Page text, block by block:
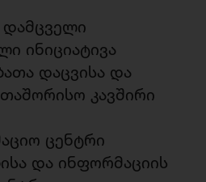
დამცველი
ინიციატივა
დაცვისა და
კავშირი
ცენტრი
და ინფორმაციის